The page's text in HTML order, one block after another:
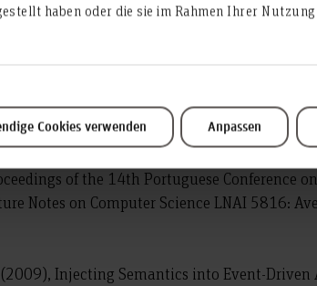
haben oder die sie im Rahmen Ihrer
Cookies verwenden Anpassen
Marketingansätze für die Generation 55
S. (2009), Applying Event Stream Processing
of the 14th Portuguese Conference
Notes on Computer Science LNAI 5816:
(2009), Injecting Semantics into Event-